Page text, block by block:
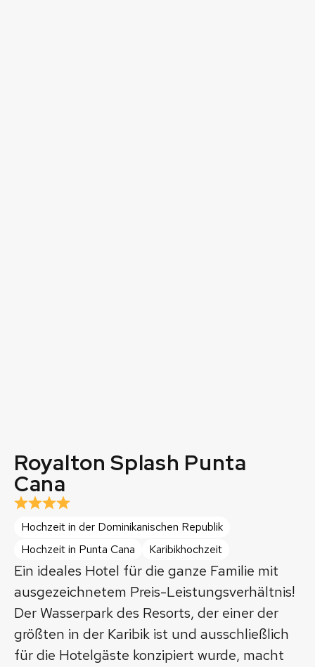
Royalton Splash Punta
Cana
Hochzeit in der Dominikanischen Republik
Hochzeit in Punta Cana
Karibikhochzeit
Ein ideales Hotel für die ganze Familie mit
ausgezeichnetem Preis-Leistungsverhältnis!
Der Wasserpark des Resorts, der einer der
größten in der Karibik ist und ausschließlich
für die Hotelgäste konzipiert wurde, macht